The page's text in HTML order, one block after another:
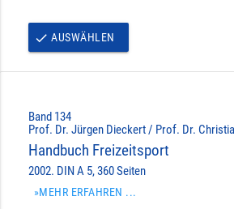
done AUSWÄHLEN
Band 134
Prof. Dr. Jürgen Dieckert / Prof. Dr.
Handbuch Freizeitsport
2002. DIN A 5, 360 Seiten
»MEHR ERFAHREN ...